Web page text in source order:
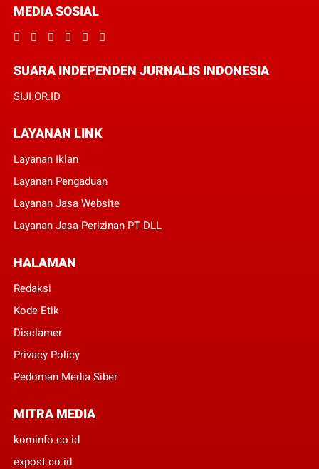
MEDIA SOSIAL
SUARA INDEPENDEN JURNALIS INDONESIA
SIJI.OR.ID
LAYANAN LINK
Layanan Iklan
Layanan Pengaduan
Layanan Jasa Website
Layanan Jasa Perizinan PT DLL
HALAMAN
Redaksi
Kode Etik
Disclamer
Privacy Policy
Pedoman Media Siber
MITRA MEDIA
kominfo.co.id
expost.co.id